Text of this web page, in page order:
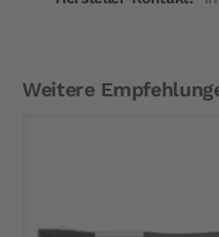
Weitere